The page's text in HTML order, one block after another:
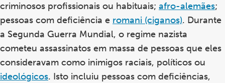
criminosos profissionais ou habituais; afro-alemães;
pessoas com deficiência e romani (ciganos). Durante
a Segunda Guerra Mundial, o regime nazista
cometeu assassinatos em massa de pessoas que eles
consideravam como inimigos raciais, políticos ou
ideológicos. Isto incluiu pessoas com deficiências,